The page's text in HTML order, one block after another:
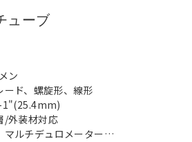
ューブ
ン
ード、螺旋形、線形
1"(25.4mm)
/外装材対応
マルチデュロメーター